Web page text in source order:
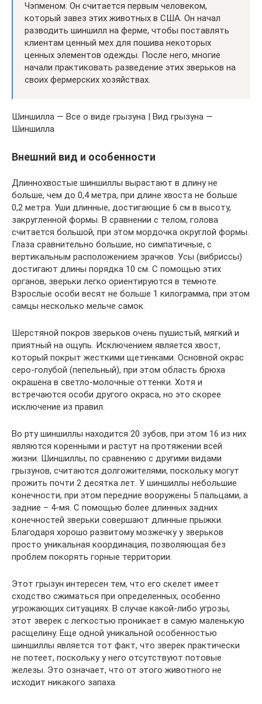
Чэпменом. Он считается первым человеком,
который завез этих животных в США. Он начал
разводить шиншилл на ферме, чтобы поставлять
клиентам ценный мех для пошива некоторых
ценных элементов одежды. После него, многие
начали практиковать разведение этих зверьков на
своих фермерских хозяйствах.
Шиншилла — Все о виде грызуна | Вид грызуна —
Шиншилла
Внешний вид и особенности
Длиннохвостые шиншиллы вырастают в длину не
больше, чем до 0,4 метра, при длине хвоста не больше
0,2 метра. Уши длинные, достигающие 6 см в высоту,
закругленной формы. В сравнении с телом, голова
считается большой, при этом мордочка округлой формы.
Глаза сравнительно большие, но симпатичные, с
вертикальным расположением зрачков. Усы (вибриссы)
достигают длины порядка 10 см. С помощью этих
органов, зверьки легко ориентируются в темноте.
Взрослые особи весят не больше 1 килограмма, при этом
самцы несколько мельче самок.
Шерстяной покров зверьков очень пушистый, мягкий и
приятный на ощупь. Исключением является хвост,
который покрыт жесткими щетинками. Основной окрас
серо-голубой (пепельный), при этом область брюха
окрашена в светло-молочные оттенки. Хотя и
встречаются особи другого окраса, но это скорее
исключение из правил.
Во рту шиншиллы находится 20 зубов, при этом 16 из них
являются коренными и растут на протяжении всей
жизни. Шиншиллы, по сравнению с другими видами
грызунов, считаются долгожителями, поскольку могут
прожить почти 2 десятка лет. У шиншиллы небольшие
конечности, при этом передние вооружены 5 пальцами, а
задние – 4-мя. С помощью более длинных задних
конечностей зверьки совершают длинные прыжки.
Благодаря хорошо развитому мозжечку у зверьков
просто уникальная координация, позволяющая без
проблем покорять горные территории.
Этот грызун интересен тем, что его скелет имеет
сходство сжиматься при определенных, особенно
угрожающих ситуациях. В случае какой-либо угрозы,
этот зверек с легкостью проникает в самую маленькую
расщелину. Еще одной уникальной особенностью
шиншиллы является тот факт, что зверек практически
не потеет, поскольку у него отсутствуют потовые
железы. Это означает, что от этого животного не
исходит никакого запаха.